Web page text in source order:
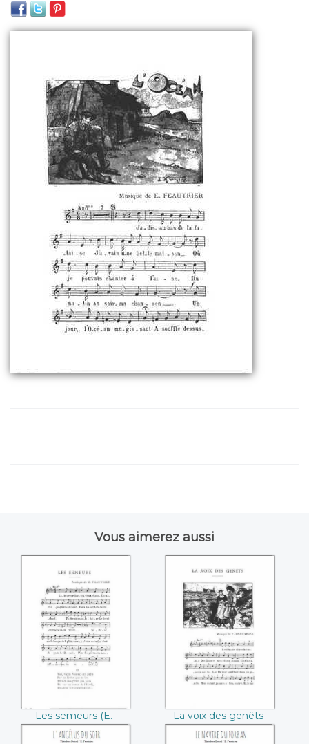
Vous aimerez aussi
Les semeurs ((E.
Feautrier))
Les semeurs (E.
Feautrier)
La voix des genêts
((E. Feautrier))
La voix des genêts
(E. Feautrier)